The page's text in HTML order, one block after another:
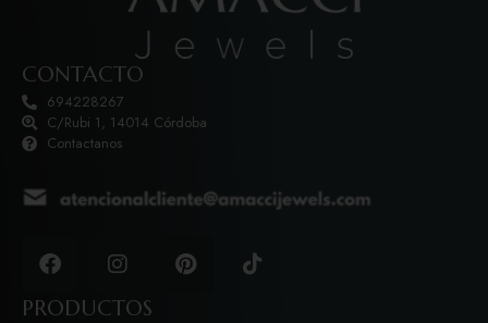
CONTACTO
694228267
C/Rubi 1, 14014 Córdoba
Contactanos
PRODUCTOS